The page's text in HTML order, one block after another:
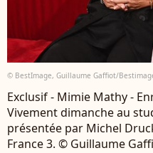
© BestImage, Guillaume Gaffiot/
Exclusif - Mimie Mathy -
Vivement dimanche au
présentée par Michel
France 3. © Guillaume